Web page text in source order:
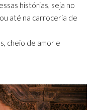
histórias, seja no
até na carroceria de
cheio de amor e